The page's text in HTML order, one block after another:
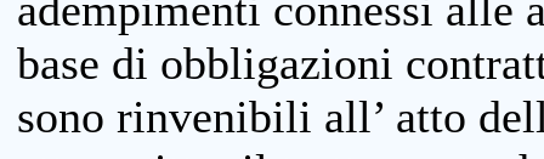
base di obbligazioni
sono rinvenibili all’ atto